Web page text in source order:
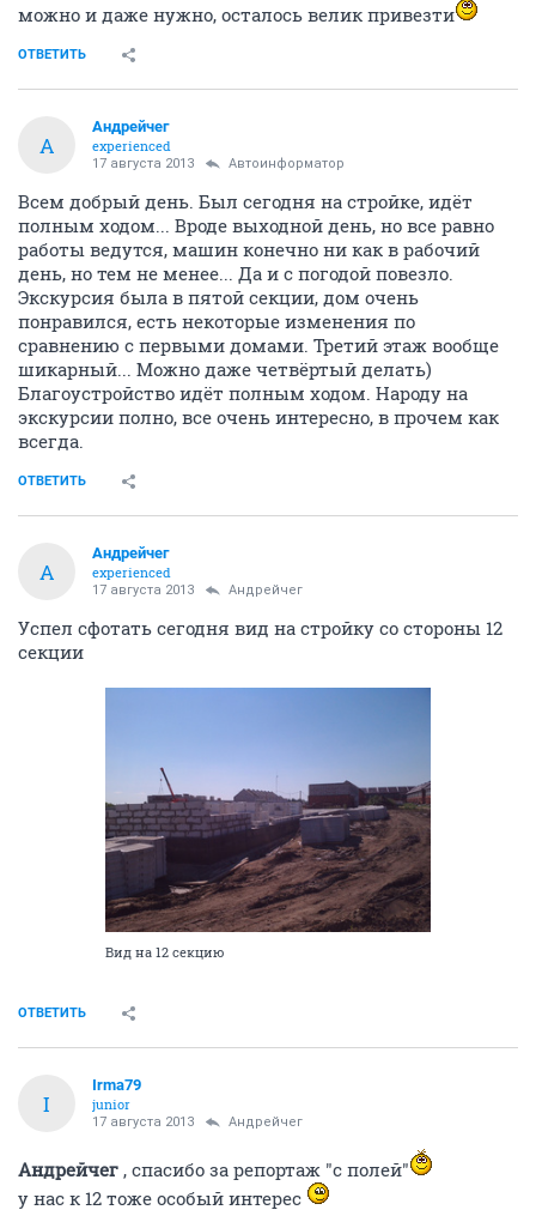
можно и даже нужно, осталось велик привезти
ОТВЕТИТЬ
А
Андрейчег
experienced
17 августа 2013 Автоинформатор
Всем добрый день. Был сегодня на стройке, идёт
полным ходом... Вроде выходной день, но все равно
работы ведутся, машин конечно ни как в рабочий
день, но тем не менее... Да и с погодой повезло.
Экскурсия была в пятой секции, дом очень
понравился, есть некоторые изменения по
сравнению с первыми домами. Третий этаж вообще
шикарный... Можно даже четвёртый делать)
Благоустройство идёт полным ходом. Народу на
экскурсии полно, все очень интересно, в прочем как
всегда.
ОТВЕТИТЬ
А
Андрейчег
experienced
17 августа 2013 Андрейчег
Успел сфотать сегодня вид на стройку со стороны 12
секции
Вид на 12 секцию
ОТВЕТИТЬ
I
Irma79
junior
17 августа 2013 Андрейчег
Андрейчег , спасибо за репортаж "с полей"
у нас к 12 тоже особый интерес